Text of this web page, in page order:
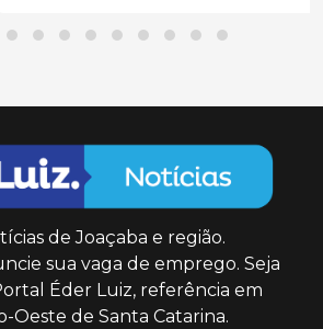
de Joaçaba e região.
sua vaga de emprego. Seja
Éder Luiz, referência em
Oeste de Santa Catarina.